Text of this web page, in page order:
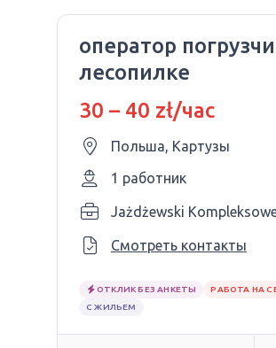
оператор
лесопилке
30 – 40 zł/час
Польша, Картузы
1 работник
Смотреть контакты
ОТКЛИК БЕЗ АНКЕТЫ РАБОТА НА
С ЖИЛЬЕМ